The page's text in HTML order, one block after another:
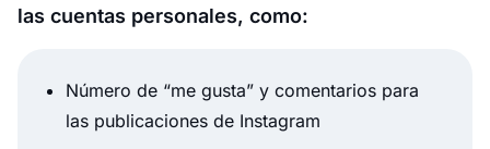
las cuentas personales, como:
Número de “me gusta” y comentarios para
las publicaciones de Instagram